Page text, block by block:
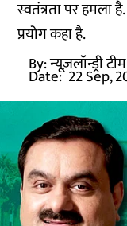
स्वतंत्रता पर हमला
प्रयोग कहा है.
By:न्यूज़लॉन्ड्री टीम
Date: 22 Sep,